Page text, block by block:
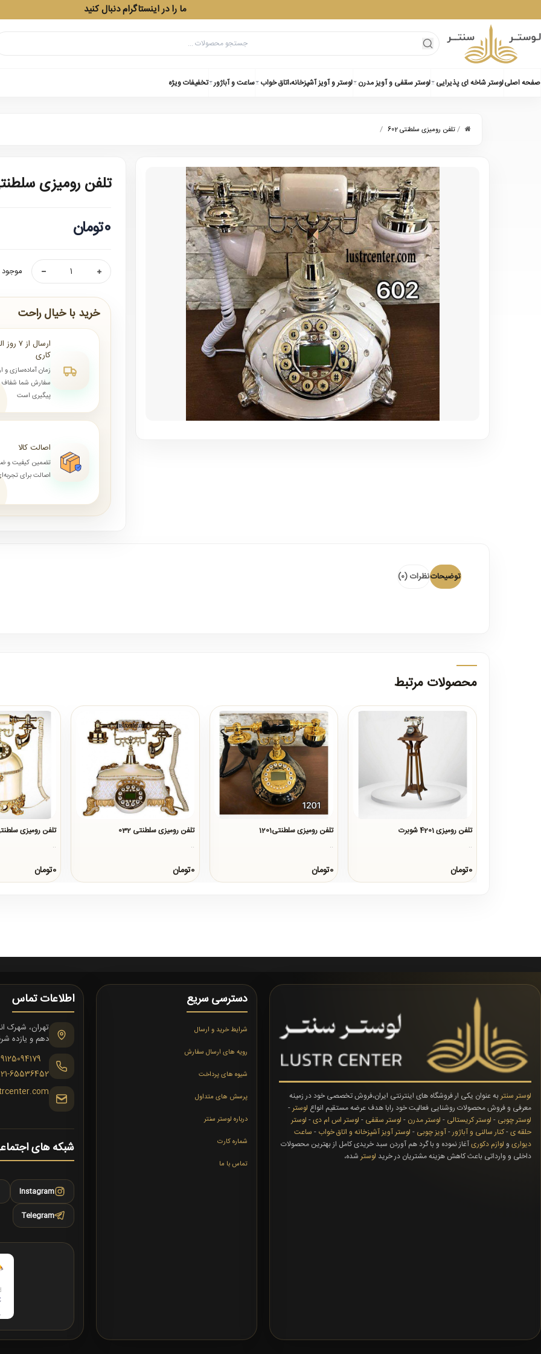
ما را در اینستاگرام دنبال کنید
صفحه اصلیلوستر شاخه ای پذیرایی لوستر سقفی و آویز مدرن لوستر و آویز آشپزخانه،اتاق خواب ساعت و آباژور تخفیفات ویژه
/تلفن رومیزی سلطنتی 602 /
تلفن رومیزی سلطنتی
0تومان
خرید با خیال راحت
کاری
زمان آماده‌سازی و
سفارش شما شفاف
پیگیری است
اصالت کالا
تضمین کیفیت و
اصالت برای
توضیحاتنظرات (0)
محصولات مرتبط
تلفن رومیزی 4201 شوبرت
..
0تومان
تلفن رومیزی سلطنتی1201
..
0تومان
تلفن رومیزی سلطنتی 032
..
0تومان
تلفن رومیزی
..
0تومان
لوستر سنتربه عنوان یکی ار فروشگاه های اینترنتی ایران،فروش تخصصی خود در زمینه
معرفی و فروش محصولات روشنایی فعالیت خود رابا هدف عرضه مستقیم انواع لوستر-
لوستر چوبی - لوستر کریستالی - لوستر مدرن - لوستر سقفی - لوستر اس ام دی- لوستر
حلقه ی-کنار سالنی و آباژور-آویز چوبی - لوستر آویز آشپزخانه و اتاق خواب - ساعت
دیواری و لوازم دکوریآغاز نموده و با گرد هم آوردن سبد خریدی کامل از بهترین محصولات
داخلی و وارداتی باعث کاهش هزینه مشتریان در خرید لوسترشده،
دسترسی سریع
شرایط خرید و ارسال
رویه های ارسال سفارش
شیوه های پرداخت
پرسش های متداول
درباره لوستر سنتر
شماره کارت
تماس با ما
اطلاعات تماس
دهم و یازده
65536452
شبکه های
Instagram
Telegram